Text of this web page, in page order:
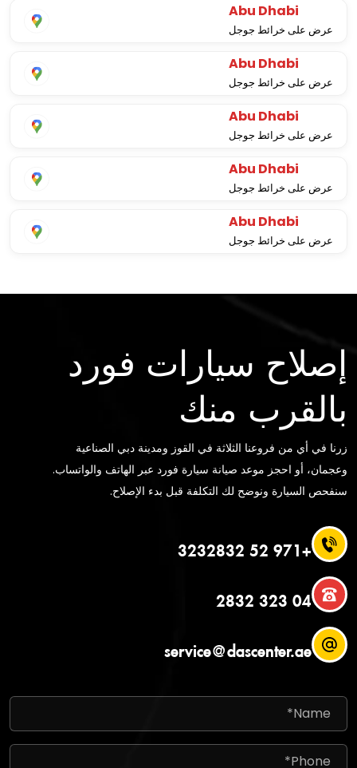
Abu Dhabi
عرض على خرائط جوجل
Abu Dhabi
عرض على خرائط جوجل
Abu Dhabi
عرض على خرائط جوجل
Abu Dhabi
عرض على خرائط جوجل
Abu Dhabi
عرض على خرائط جوجل
إصلاح سيارات فورد
بالقرب منك
زرنا في أي من فروعنا الثلاثة في القوز ومدينة دبي الصناعية
وعجمان، أو احجز موعد صيانة سيارة فورد عبر الهاتف والواتساب.
سنفحص السيارة ونوضح لك التكلفة قبل بدء الإصلاح.
+971 52 3232832
04 323 2832
service@dascenter.ae